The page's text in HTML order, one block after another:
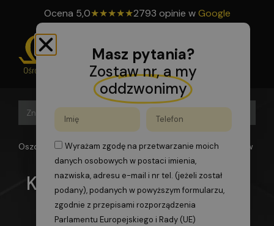
Ocena 5,0★★★★★2793 opinie wGoogle
Search
for:
Search
Oszomega>Blog>Kursy F-gazy nie tylko dla gazowników
Kursy F-gazy nie tylko dla
gazowników
Masz pytania?
Zostaw nr, a my
oddzwonimy
Wyrażam zgodę na przetwarzanie moich
danych osobowych w postaci imienia,
nazwiska, adresu e-mail i nr tel. (jeżeli został
podany), podanych w powyższym formularzu,
zgodnie z przepisami rozporządzenia
Parlamentu Europejskiego i Rady (UE)